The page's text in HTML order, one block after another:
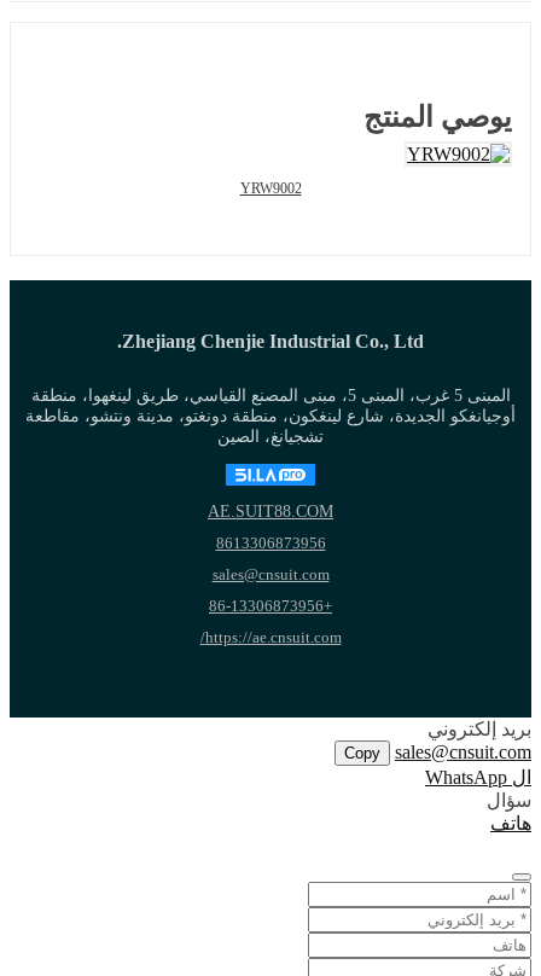
يوصي المنتج
YRW9002
Zhejiang Chenjie Industrial Co., Ltd.
المبنى 5 غرب، المبنى 5، مبنى المصنع القياسي، طريق لينغهوا، منطقة
أوجيانغكو الجديدة، شارع لينغكون، منطقة دونغتو، مدينة ونتشو، مقاطعة
تشجيانغ، الصين
AE.SUIT88.COM
8613306873956
sales@cnsuit.com
+86-13306873956
https://ae.cnsuit.com/
بريد إلكتروني
sales@cnsuit.com
Copy
ال WhatsApp
سؤال
هاتف